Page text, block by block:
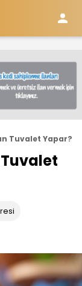

Tuvalet Yapar?